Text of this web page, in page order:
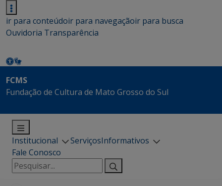
ir para conteúdoir para navegaçãoir para busca
Ouvidoria Transparência
FCMS
Fundação de Cultura de Mato Grosso do Sul
Institucional ServiçosInformativos
Fale Conosco
Pesquisar
por: